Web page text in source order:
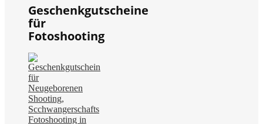
Geschenkgutscheine
für
Fotoshooting